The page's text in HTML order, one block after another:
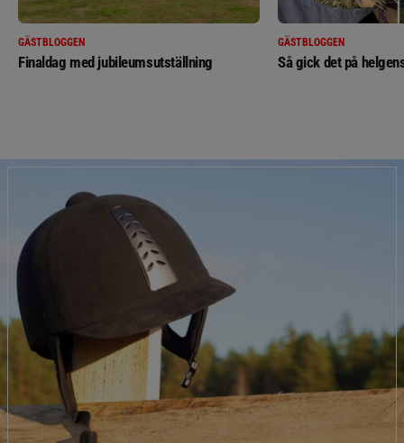
GÄSTBLOGGEN
Finaldag med jubileumsutställning
GÄSTBLOGGEN
Så gick det på